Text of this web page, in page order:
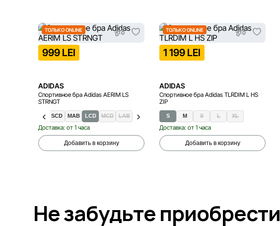
ТОЛЬКО ONLINE
999 LEI
ADIDAS
Спортивное бра Adidas AERIM LS
STRNGT
SAB SCD MAB LCD MCD LAB
Доставка: от 1 часа
Добавить в корзину
ТОЛЬКО ONLINE
1 199 LEI
ADIDAS
Спортивное бра Adidas TLRDIM L HS
ZIP
S M S L XL
Доставка: от 1 часа
Добавить в корзину
Не забудьте приобрести